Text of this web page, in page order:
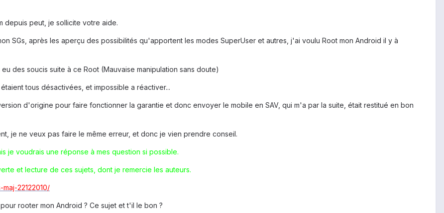
depuis peut, je sollicite votre aide.
SGs, après les aperçu des possibilités qu'apportent les modes SuperUser et autres, j'ai voulu Root mon Android il y à
des soucis suite à ce Root (Mauvaise manipulation sans doute)
tous désactivées, et impossible a réactiver...
d'origine pour faire fonctionner la garantie et donc envoyer le mobile en SAV, qui m'a par la suite, était restitué en bon
je ne veux pas faire le même erreur, et donc je vien prendre conseil.
je voudrais une réponse à mes question si possible.
et lecture de ces sujets, dont je remercie les auteurs.
22122010/
rooter mon Android ? Ce sujet et t'il le bon ?